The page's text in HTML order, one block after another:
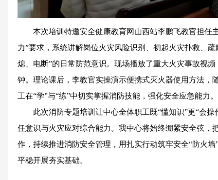
本次培训特邀安全健康教育网山西站李鹏飞教官担任
力”要求，系统讲解岗位火灾风险识别、初起火灾扑救、
熄、电断”的日常防范意识。现场播放了重大火灾事故视
钟。理论课后，李教官实操演示便携式灭火器使用方法，
工在“学”与“练”中切实掌握消防技能，强化安全应急能力。
此次消防专题培训让中心全体职工既“懂知识”更“会
任意识与火灾应对综合能力。我中心将始终绷紧安全弦，
作，持续推进消防安全管理，用扎实行动筑牢安全“防火
平稳开展夯实基础。